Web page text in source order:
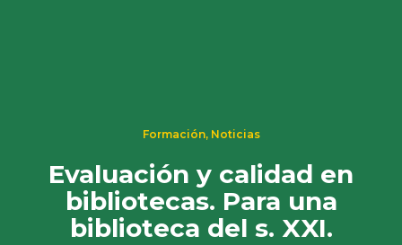
Formación, Noticias
Evaluación y calidad en
bibliotecas. Para una
biblioteca del s. XXI.